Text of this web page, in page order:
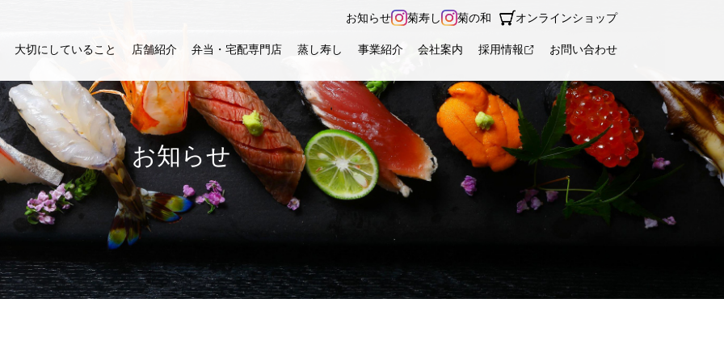
お知らせ 菊寿し 菊の和 オンラインショップ
大切にしていること 店舗紹介 弁当・宅配専門店 蒸し寿し 事業紹介 会社案内 採用情報 お問い合わせ
お知らせ